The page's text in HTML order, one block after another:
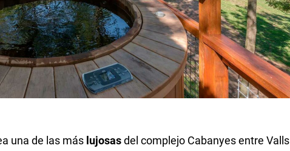
una de las más lujosasdel complejo Cabanyes entre Valls